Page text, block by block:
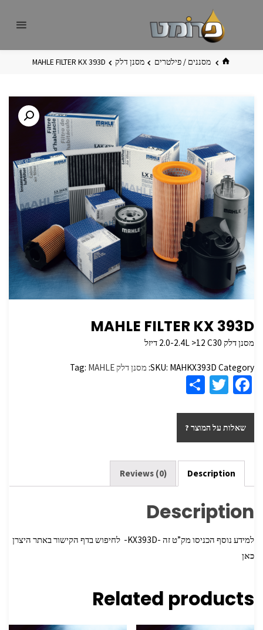
בית מסננים / פילטרים מסנן דלק MAHLE FILTER KX 393D
MAHLE FILTER KX 393D
מסנן דלק 2.0-2.4L >12 C30 דיזל
SKU: MAHKX393D Category: מסנן דלק Tag: MAHLE
Fa
b
o
o
k
T
tt
er
ar
e
שאלות על המוצר ?
Description
Reviews (0)
Description
למידע נוסף הכניסו מק”ט זה -KX393D- לחיפוש בדף הקישור באתר היצרן
כאן
Related products